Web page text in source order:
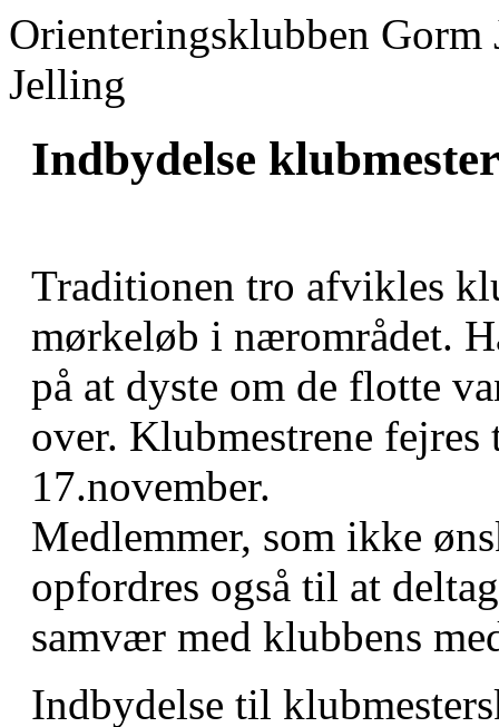
Orienteringsklubben
Jelling
Indbydelse
Traditionen tro afvikles
mørkeløb i nærområdet.
på at dyste om de flotte
over. Klubmestrene
17.november.
Medlemmer, som ikke
opfordres også til at
samvær med klubbens
Indbydelse til